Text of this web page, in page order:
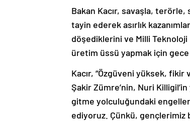
Bakan Kacır, savaşla,
tayin ederek asırlık
döşediklerini ve Milli
üretim üssü yapmak için
Kacır, “Özgüveni yüksek, fikir
Şakir Zümre’nin, Nuri Killigil’in
gitme yolculuğundaki
ediyoruz. Çünkü, gençlerimiz